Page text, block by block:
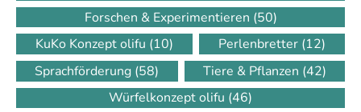
Forschen & Experimentieren (50)
KuKo Konzept olifu (10) Perlenbretter (12)
Sprachförderung (58) Tiere & Pflanzen (42)
Würfelkonzept olifu (46)